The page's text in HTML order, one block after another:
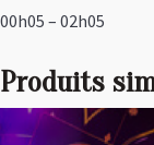
00h05 – 02h05
Produits